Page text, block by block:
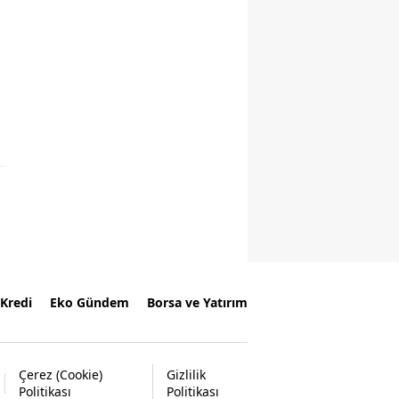
Kredi Eko Gündem Borsa ve Yatırım
Çerez (Cookie)
Politikası
Gizlilik
Politikası